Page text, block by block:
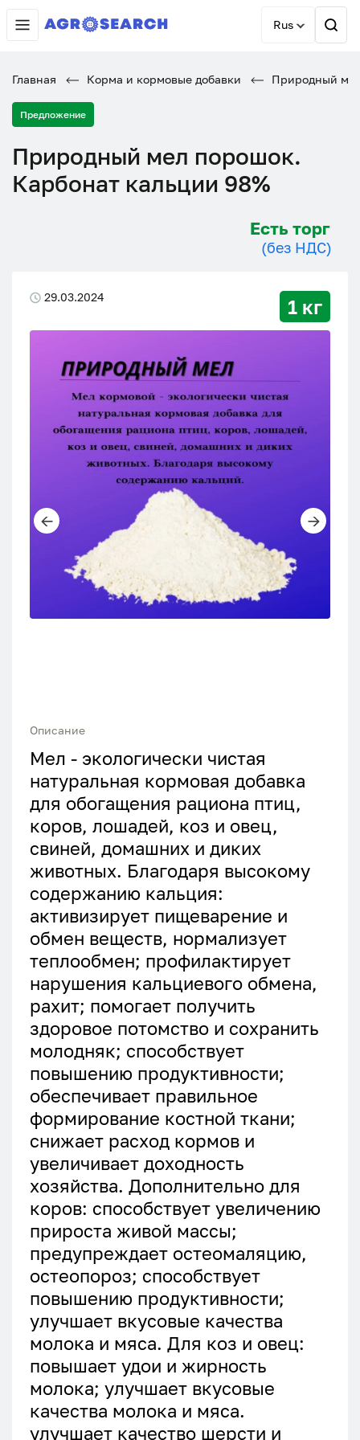
Rus
Главная Корма и кормовые добавки Природный
Предложение
Природный мел порошок.
Карбонат кальции 98%
Есть торг
(без НДС)
29.03.2024 1 кг
Описание
Мел - экологически чистая
натуральная кормовая добавка
для обогащения рациона птиц,
коров, лошадей, коз и овец,
свиней, домашних и диких
животных. Благодаря высокому
содержанию кальция:
активизирует пищеварение и
обмен веществ, нормализует
теплообмен; профилактирует
нарушения кальциевого обмена,
рахит; помогает получить
здоровое потомство и сохранить
молодняк; способствует
повышению продуктивности;
обеспечивает правильное
формирование костной ткани;
снижает расход кормов и
увеличивает доходность
хозяйства. Дополнительно для
коров: способствует увеличению
прироста живой массы;
предупреждает остеомаляцию,
остеопороз; способствует
повышению продуктивности;
улучшает вкусовые качества
молока и мяса. Для коз и овец:
повышает удои и жирность
молока; улучшает вкусовые
качества молока и мяса.
улучшает качество шерсти и